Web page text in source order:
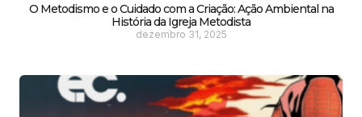
O Metodismo e o Cuidado com a Criação: Ação Ambiental na
História da Igreja Metodista
dezembro 31, 2025